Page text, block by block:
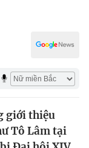
giới thiệu
Tô Lâm tại